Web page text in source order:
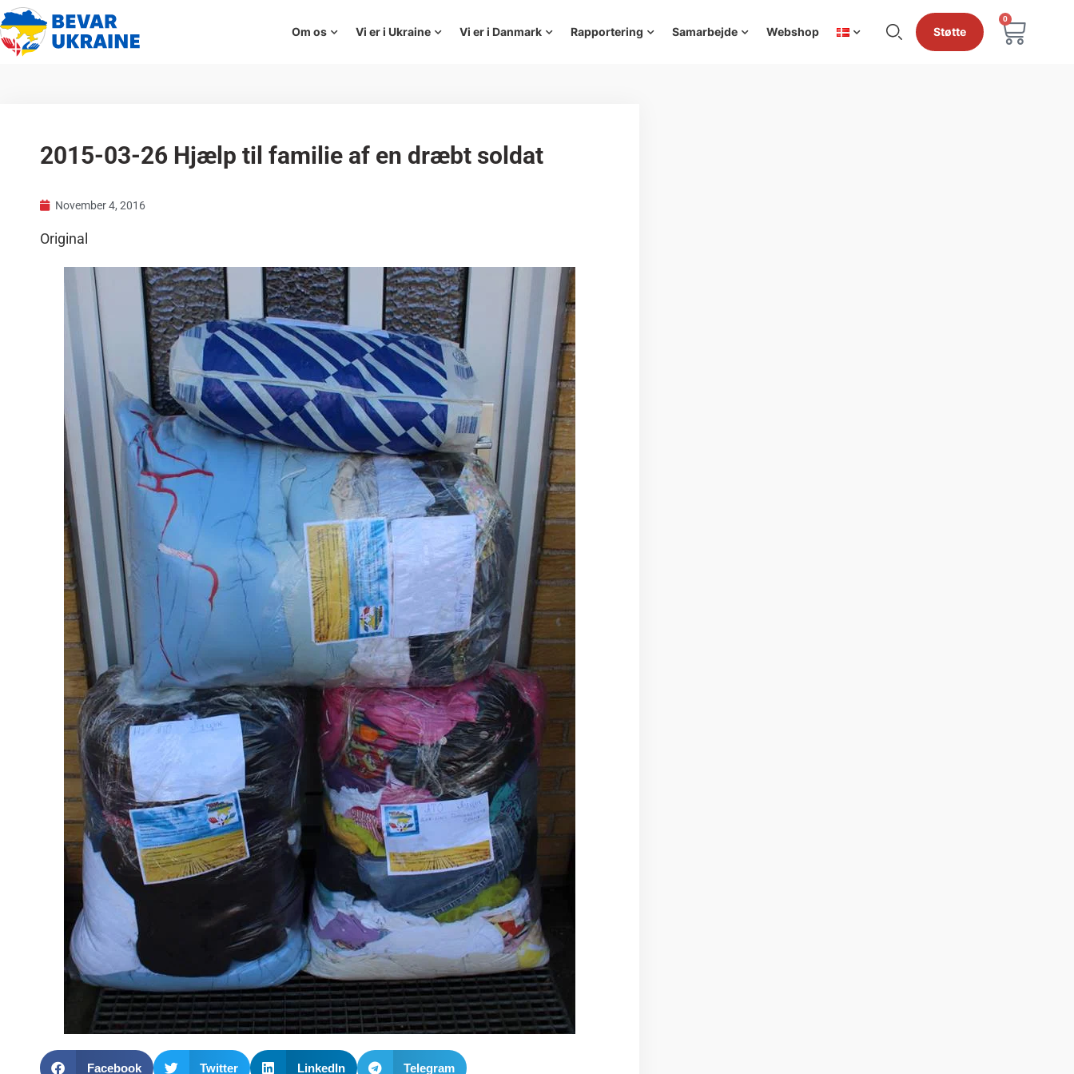
Om os Vi er i Ukraine Vi er i Danmark Rapportering Samarbejde Webshop Støtte
0
2015-03-26 Hjælp til familie af en dræbt soldat
November 4, 2016
Original
Facebook Twitter LinkedIn Telegram